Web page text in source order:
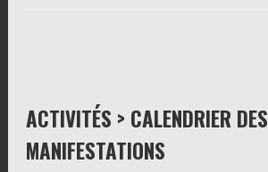
ACTIVITÉS > CALENDRIER DES
MANIFESTATIONS